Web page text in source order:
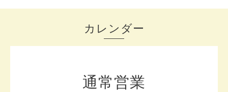
カレンダー
通常営業